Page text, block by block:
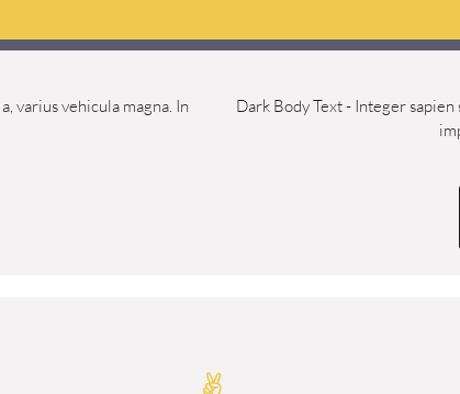
varius vehicula magna. In
Dark Body Text - Integer sapien